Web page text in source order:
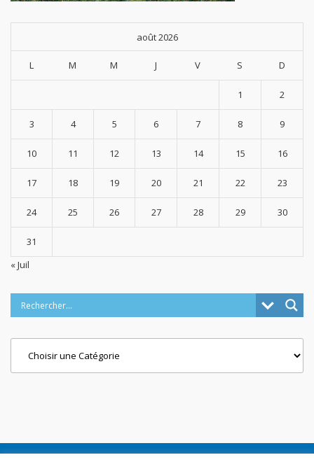
août 2026
L M M J V S D
1 2
3 4 5 6 7 8 9
10 11 12 13 14 15 16
17 18 19 20 21 22 23
24 25 26 27 28 29 30
31
« Juil
Categories